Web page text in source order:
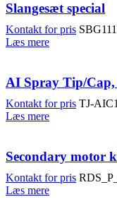
Slangesæt special
Kontakt for pris
Læs mere
AI Spray Tip/Cap,
Kontakt for pris TJ-
Læs mere
Secondary motor
Kontakt for pris
Læs mere